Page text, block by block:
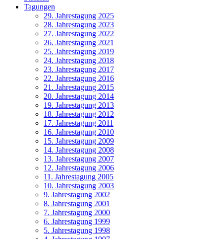
Tagungen
29. Jahrestagung 2025
28. Jahrestagung 2023
27. Jahrestagung 2022
26. Jahrestagung 2021
25. Jahrestagung 2019
24. Jahrestagung 2018
23. Jahrestagung 2017
22. Jahrestagung 2016
21. Jahrestagung 2015
20. Jahrestagung 2014
19. Jahrestagung 2013
18. Jahrestagung 2012
17. Jahrestagung 2011
16. Jahrestagung 2010
15. Jahrestagung 2009
14. Jahrestagung 2008
13. Jahrestagung 2007
12. Jahrestagung 2006
11. Jahrestagung 2005
10. Jahrestagung 2003
9. Jahrestagung 2002
8. Jahrestagung 2001
7. Jahrestagung 2000
6. Jahrestagung 1999
5. Jahrestagung 1998